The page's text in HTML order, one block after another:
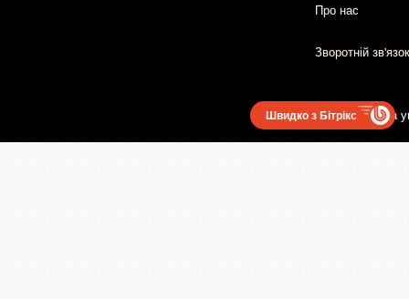
Про нас
Зворотній зв'язок
Користувацька
Швидко з Бітрікс